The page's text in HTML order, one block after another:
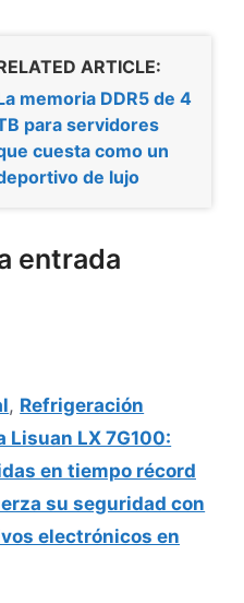
ARTICLE:
memoria DDR5 de 4
para servidores
cuesta como un
de lujo
entrada
, Refrigeración
Lisuan LX 7G100:
en tiempo récord
su seguridad con
electrónicos en